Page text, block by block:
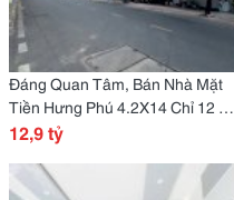
Đáng Quan Tâm, Bán Nhà Mặt
Tiền Hưng Phú 4.2X14 Chỉ 12 Tỷ
Nhỉnh-
12,9 tỷ